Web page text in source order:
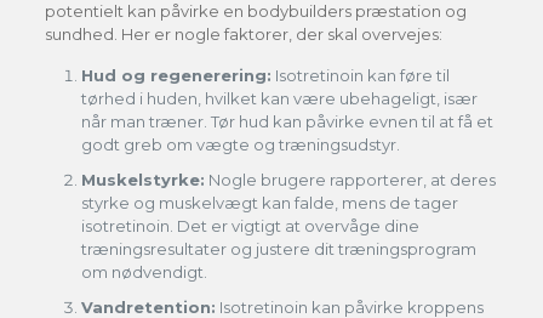
potentielt kan påvirke en bodybuilders præstation og
sundhed. Her er nogle faktorer, der skal overvejes:
Hud og regenerering: Isotretinoin kan føre til
tørhed i huden, hvilket kan være ubehageligt, især
når man træner. Tør hud kan påvirke evnen til at få et
godt greb om vægte og træningsudstyr.
Muskelstyrke: Nogle brugere rapporterer, at deres
styrke og muskelvægt kan falde, mens de tager
isotretinoin. Det er vigtigt at overvåge dine
træningsresultater og justere dit træningsprogram
om nødvendigt.
Vandretention: Isotretinoin kan påvirke kroppens